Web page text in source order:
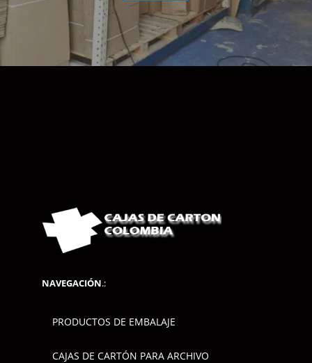
NAVEGACIÓN.:
PRODUCTOS DE EMBALAJE
CAJAS DE CARTÓN PARA ARCHIVO